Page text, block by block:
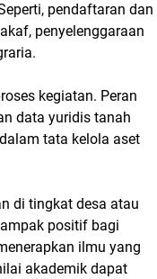
pendaftaran dan
penyelenggaraan
kegiatan. Peran
data yuridis tanah
tata kelola aset
di tingkat desa atau
positif bagi
ilmu yang
akademik dapat